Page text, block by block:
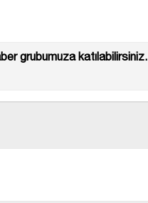
grubumuza katılabilirsiniz.